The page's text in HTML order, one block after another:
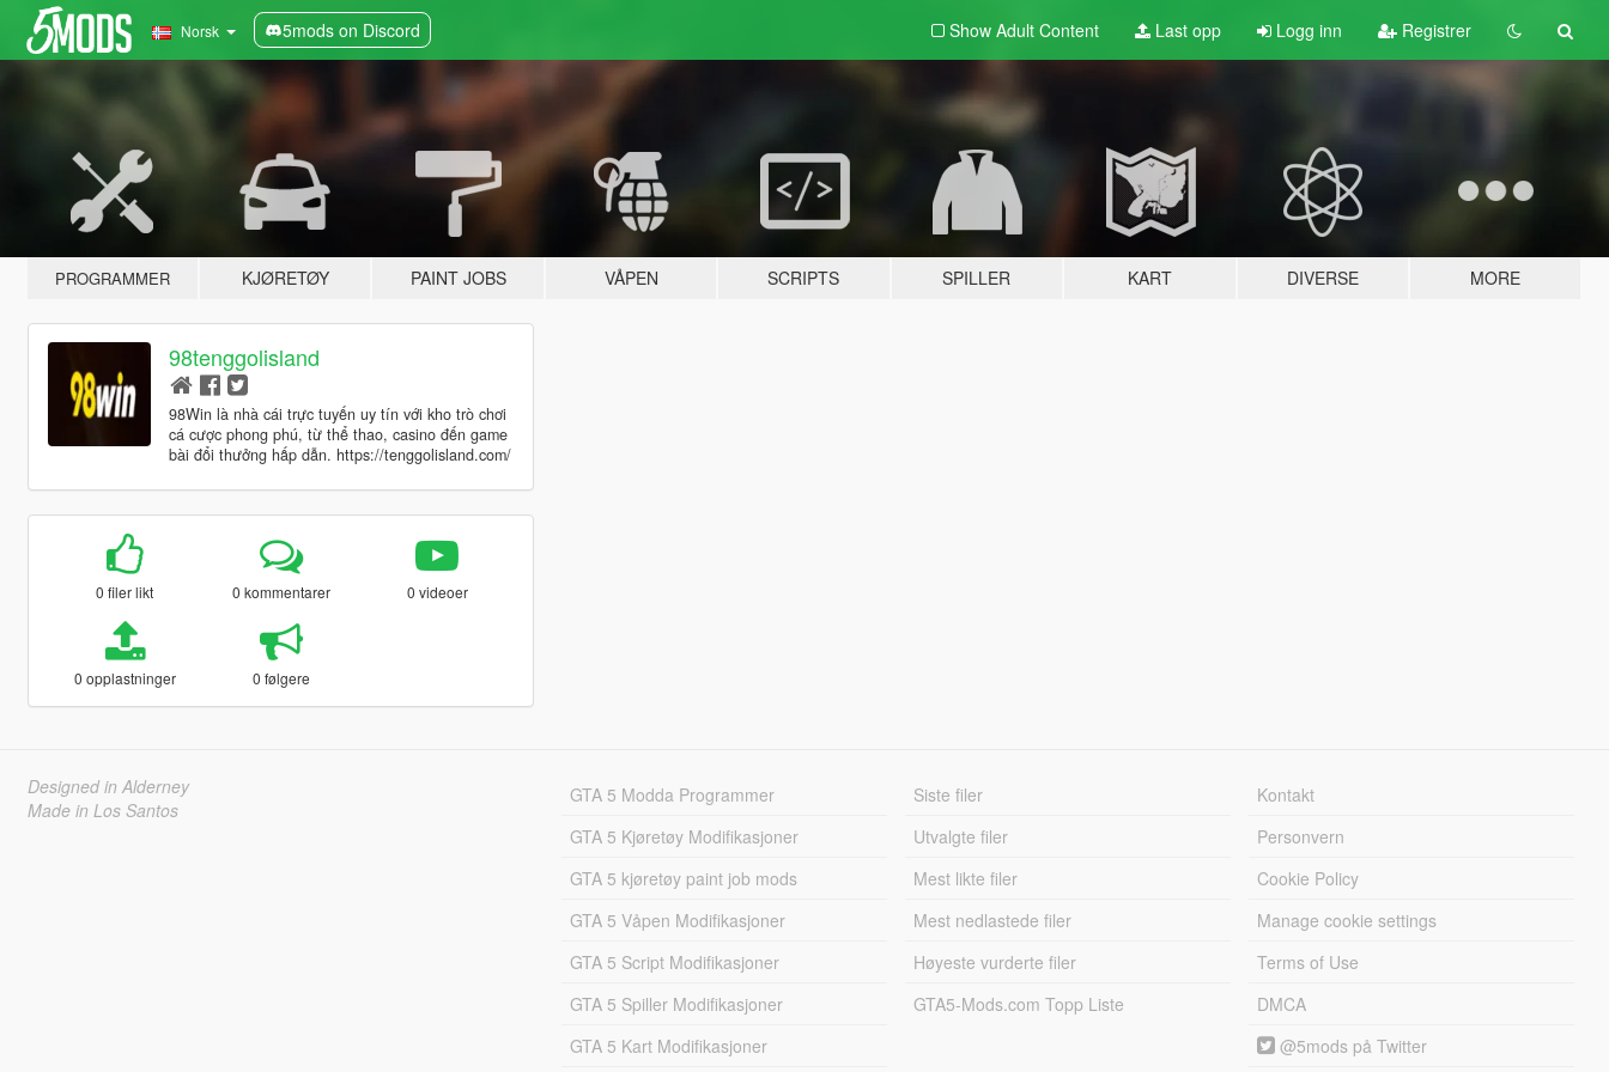
Norsk 5mods on Discord Show Adult Content Last opp Logg inn Registrer
PROGRAMMER KJØRETØY PAINT JOBS VÅPEN SCRIPTS SPILLER KART DIVERSE MORE
98tenggolisland
98Win là nhà cái trực tuyến uy tín với kho trò chơi
cá cược phong phú, từ thể thao, casino đến game
bài đổi thưởng hấp dẫn. https://tenggolisland.com/
0 filer likt 0 kommentarer 0 videoer
0 opplastninger 0 følgere
Designed in Alderney
Made in Los Santos
GTA 5 Modda Programmer
GTA 5 Kjøretøy Modifikasjoner
GTA 5 kjøretøy paint job mods
GTA 5 Våpen Modifikasjoner
GTA 5 Script Modifikasjoner
GTA 5 Spiller Modifikasjoner
GTA 5 Kart Modifikasjoner
Siste filer
Utvalgte filer
Mest likte filer
Mest nedlastede filer
Høyeste vurderte filer
GTA5-Mods.com Topp Liste
Kontakt
Personvern
Cookie Policy
Manage cookie settings
Terms of Use
DMCA
@5mods på Twitter